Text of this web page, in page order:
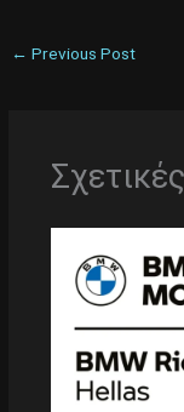
← Previous Post